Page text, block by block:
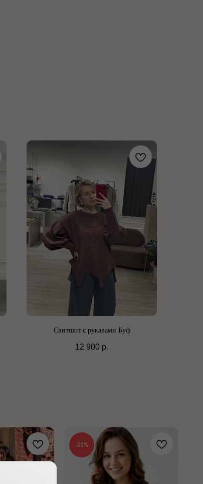
Свитшот с рукавами Буф
12 900 р.
-30%